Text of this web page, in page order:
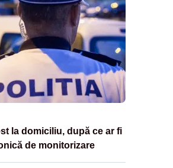
la domiciliu, după ce ar fi
de monitorizare